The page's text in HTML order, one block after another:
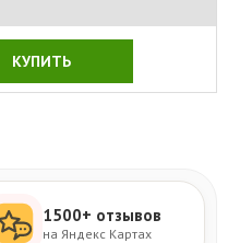
КУПИТЬ
1500+ отзывов
на Яндекс Картах